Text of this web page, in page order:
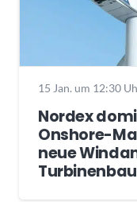
15 Jan. um 12:30
Nordex
Onshore-
neue